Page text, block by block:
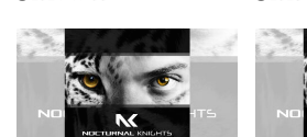
Понравился выпуск?